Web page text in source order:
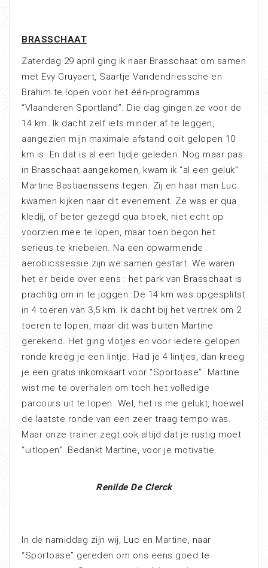
BRASSCHAAT
Zaterdag 29 april ging ik naar Brasschaat om samen
met Evy Gruyaert, Saartje Vandendriessche en
Brahim te lopen voor het één-programma
“Vlaanderen Sportland”. Die dag gingen ze voor de
14 km. Ik dacht zelf iets minder af te leggen,
aangezien mijn maximale afstand ooit gelopen 10
km is. En dat is al een tijdje geleden. Nog maar pas
in Brasschaat aangekomen, kwam ik “al een geluk”
Martine Bastiaenssens tegen. Zij en haar man Luc
kwamen kijken naar dit evenement. Ze was er qua
kledij, of beter gezegd qua broek, niet echt op
voorzien mee te lopen, maar toen begon het
serieus te kriebelen. Na een opwarmende
aerobicssessie zijn we samen gestart. We waren
het er beide over eens : het park van Brasschaat is
prachtig om in te joggen. De 14 km was opgesplitst
in 4 toeren van 3,5 km. Ik dacht bij het vertrek om 2
toeren te lopen, maar dit was buiten Martine
gerekend. Het ging vlotjes en voor iedere gelopen
ronde kreeg je een lintje. Had je 4 lintjes, dan kreeg
je een gratis inkomkaart voor “Sportoase”. Martine
wist me te overhalen om toch het volledige
parcours uit te lopen. Wel, het is me gelukt, hoewel
de laatste ronde van een zeer traag tempo was.
Maar onze trainer zegt ook altijd dat je rustig moet
“uitlopen”. Bedankt Martine, voor je motivatie.
Renilde De Clerck
In de namiddag zijn wij, Luc en Martine, naar
“Sportoase” gereden om ons eens goed te